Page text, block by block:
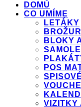
DOMŮ
CO UMÍME
LETÁKY
BLOKY
POS
VIZITKY